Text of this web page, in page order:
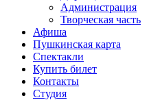
Администрация
Творческая часть
Афиша
Пушкинская карта
Спектакли
Купить билет
Контакты
Студия